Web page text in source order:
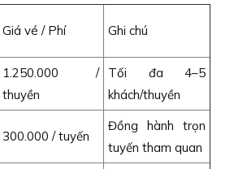
Giá vé / Phí Ghi chú
1.250.000 /
thuyền
Tối đa 4–5
khách/thuyền
300.000 / tuyến
Đồng hành trọn
tuyến tham quan